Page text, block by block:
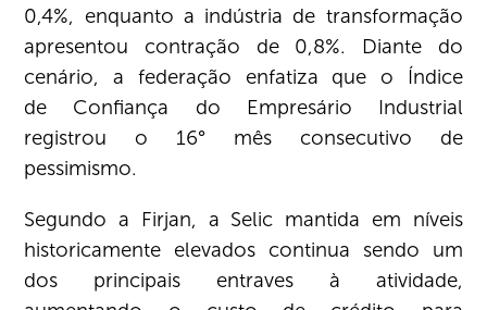
0,4%, enquanto a indústria de transformação
apresentou contração de 0,8%. Diante do
cenário, a federação enfatiza que o Índice
de Confiança do Empresário Industrial
registrou o 16° mês consecutivo de
pessimismo.
Segundo a Firjan, a Selic mantida em níveis
historicamente elevados continua sendo um
dos principais entraves à atividade,